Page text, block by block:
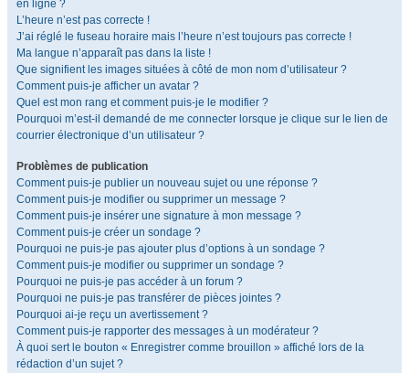
en ligne ?
L’heure n’est pas correcte !
J’ai réglé le fuseau horaire mais l’heure n’est toujours pas correcte !
Ma langue n’apparaît pas dans la liste !
Que signifient les images situées à côté de mon nom d’utilisateur ?
Comment puis-je afficher un avatar ?
Quel est mon rang et comment puis-je le modifier ?
Pourquoi m’est-il demandé de me connecter lorsque je clique sur le lien de
courrier électronique d’un utilisateur ?
Problèmes de publication
Comment puis-je publier un nouveau sujet ou une réponse ?
Comment puis-je modifier ou supprimer un message ?
Comment puis-je insérer une signature à mon message ?
Comment puis-je créer un sondage ?
Pourquoi ne puis-je pas ajouter plus d’options à un sondage ?
Comment puis-je modifier ou supprimer un sondage ?
Pourquoi ne puis-je pas accéder à un forum ?
Pourquoi ne puis-je pas transférer de pièces jointes ?
Pourquoi ai-je reçu un avertissement ?
Comment puis-je rapporter des messages à un modérateur ?
À quoi sert le bouton « Enregistrer comme brouillon » affiché lors de la
rédaction d’un sujet ?